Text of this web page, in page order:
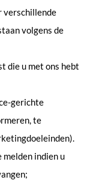
verschillende
volgens de
die u met ons hebt
gerichte
te
indien u